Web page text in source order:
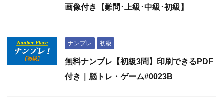
画像付き【難問･上級･中級･初級】
ナンプレ 初級
無料ナンプレ【初級3問】印刷できるPDF
付き｜脳トレ・ゲーム#0023B